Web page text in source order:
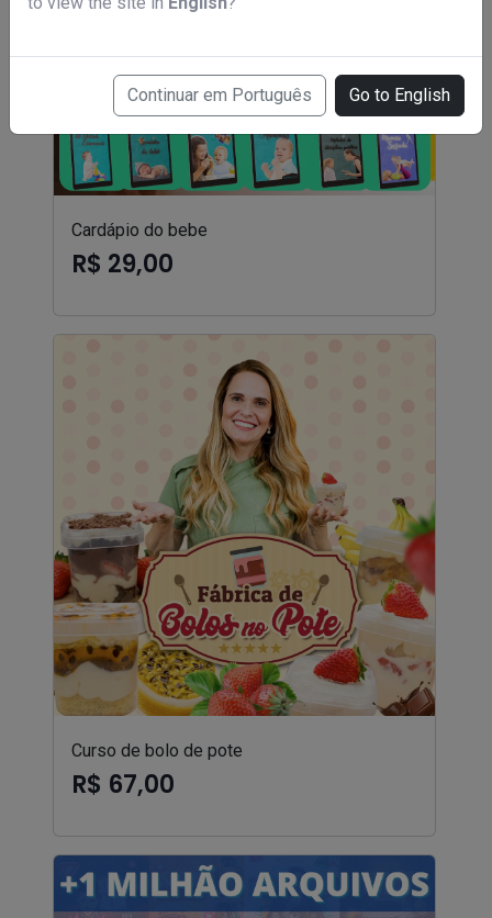
Continuar em Português Go to English
Cardápio do bebe
R$ 29,00
Curso de bolo de pote
R$ 67,00